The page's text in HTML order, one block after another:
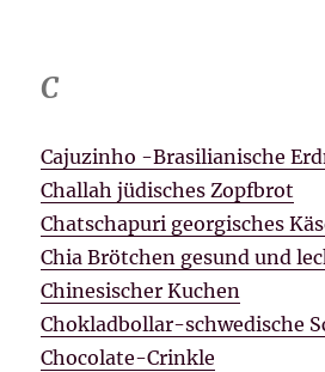
C
Cajuzinho -Brasilianische
Challah jüdisches Zopfbrot
Chatschapuri georgisches
Chia Brötchen gesund und
Chinesischer Kuchen
Chokladbollar-schwedische
Chocolate-Crinkle